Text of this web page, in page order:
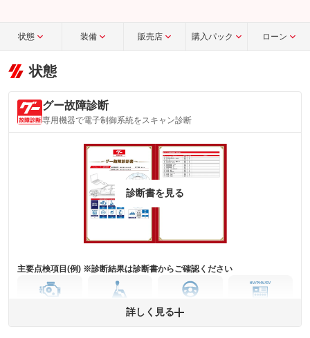
状態 装備 販売店 購入パック ローン
状態
グー故障診断
専用機器で電子制御系統をスキャン診断
診断書を見る
主要点検項目(例) ※診断結果は診断書からご確認ください
ミッション
ステアリング
詳しく見る